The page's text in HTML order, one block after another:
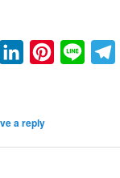
Twitter LinkedInPinterest
Line
a reply